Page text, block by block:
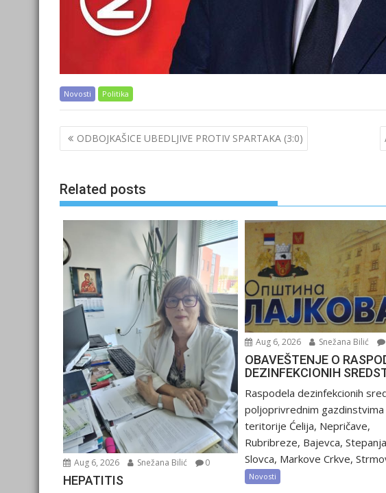
Novosti Politika
Post
navigation
ODBOJKAŠICE UBEDLJIVE PROTIV SPARTAKA (3:0)
Related posts
Aug 6, 2026 Snežana Bilić 0
HEPATITIS
Aug 6, 2026 Snežana Bilić
OBAVEŠTENJE O
DEZINFEKCIONIH
Raspodela dezinfekcionih
poljoprivrednim gazdinstvima
teritorije Ćelija, Nepričave,
Rubribreze, Bajevca,
Slovca, Markove Crkve,
Novosti